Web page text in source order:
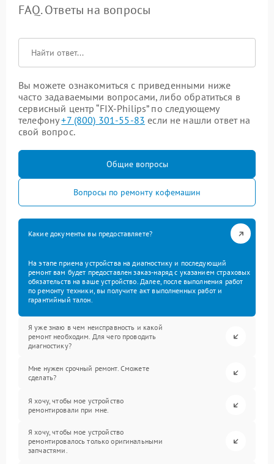
FAQ. Ответы на вопросы
Вы можете ознакомиться с приведенными ниже
часто задаваемыми вопросами, либо обратиться в
сервисный центр “FIX-Philips” по следующему
телефону+7 (800) 301-55-83 если не нашли ответ на
свой вопрос.
Общие вопросы
Вопросы по ремонту кофемашин
Какие документы вы предоставляете?
На этапе приема устройства на диагностику и последующий
ремонт вам будет предоставлен заказ-наряд с указанием страховых
обязательств на ваше устройство. Далее, после выполнения работ
по ремонту техники, вы получите акт выполненных работ и
гарантийный талон.
Я уже знаю в чем неисправность и какой
ремонт необходим. Для чего проводить
диагностику?
Мне нужен срочный ремонт. Сможете
сделать?
Я хочу, чтобы мое устройство
ремонтировали при мне.
Я хочу, чтобы мое устройство
ремонтировалось только оригинальными
запчастями.